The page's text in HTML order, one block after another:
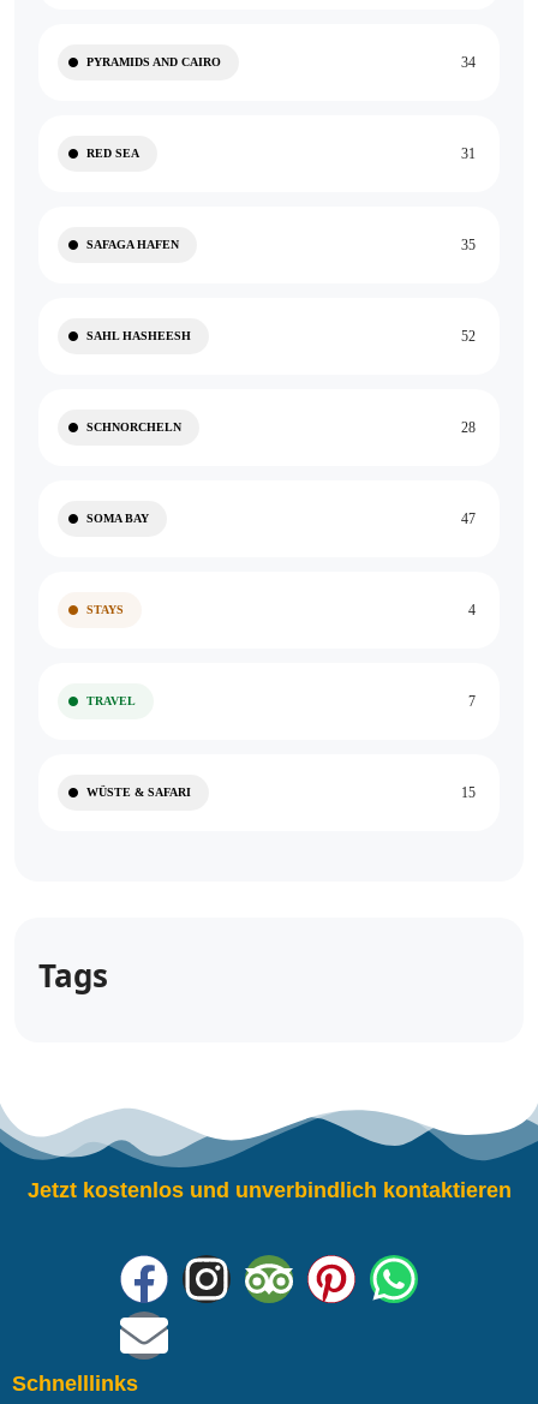
PYRAMIDS AND CAIRO 34
RED SEA 31
SAFAGA HAFEN 35
SAHL HASHEESH 52
SCHNORCHELN 28
SOMA BAY 47
STAYS 4
TRAVEL 7
WÜSTE & SAFARI 15
Tags
Jetzt kostenlos und unverbindlich kontaktieren
Schnelllinks